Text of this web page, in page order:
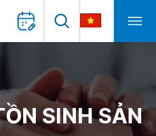
SINH SẢN